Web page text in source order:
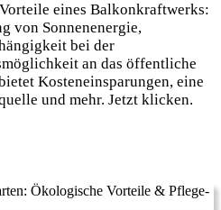
Ihren
Sie
eines Balkonkraftwerks:
von Sonnenenergie,
bei der
an das öffentliche
Kosteneinsparungen, eine
und mehr. Jetzt klicken.